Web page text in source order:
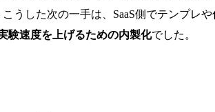
した次の一手は、SaaS側でテンプレ
験速度を上げるための内製化でした。